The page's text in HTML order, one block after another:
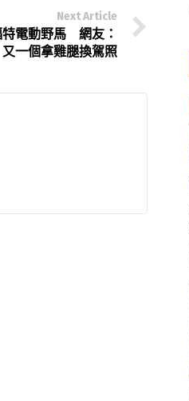
Next Article
特電動野馬 網友：
又一個拿雞腿換駕照